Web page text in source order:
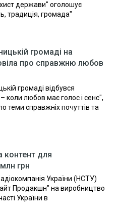
держави" оголошує
традиція, громада"
громаді на
про справжню любов
громаді відбувся
коли любов має голос і сенс",
теми справжніх почуттів та
контент для
грн
України (НСТУ)
Продакшн" на виробництво
України в